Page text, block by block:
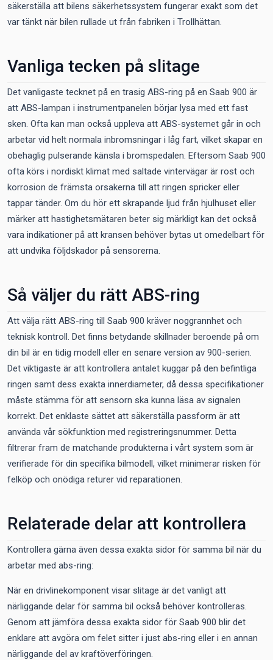
säkerställa att bilens säkerhetssystem fungerar exakt som det
var tänkt när bilen rullade ut från fabriken i Trollhättan.
Vanliga tecken på slitage
Det vanligaste tecknet på en trasig ABS-ring på en Saab 900 är
att ABS-lampan i instrumentpanelen börjar lysa med ett fast
sken. Ofta kan man också uppleva att ABS-systemet går in och
arbetar vid helt normala inbromsningar i låg fart, vilket skapar en
obehaglig pulserande känsla i bromspedalen. Eftersom Saab 900
ofta körs i nordiskt klimat med saltade vintervägar är rost och
korrosion de främsta orsakerna till att ringen spricker eller
tappar tänder. Om du hör ett skrapande ljud från hjulhuset eller
märker att hastighetsmätaren beter sig märkligt kan det också
vara indikationer på att kransen behöver bytas ut omedelbart för
att undvika följdskador på sensorerna.
Så väljer du rätt ABS-ring
Att välja rätt ABS-ring till Saab 900 kräver noggrannhet och
teknisk kontroll. Det finns betydande skillnader beroende på om
din bil är en tidig modell eller en senare version av 900-serien.
Det viktigaste är att kontrollera antalet kuggar på den befintliga
ringen samt dess exakta innerdiameter, då dessa specifikationer
måste stämma för att sensorn ska kunna läsa av signalen
korrekt. Det enklaste sättet att säkerställa passform är att
använda vår sökfunktion med registreringsnummer. Detta
filtrerar fram de matchande produkterna i vårt system som är
verifierade för din specifika bilmodell, vilket minimerar risken för
felköp och onödiga returer vid reparationen.
Relaterade delar att kontrollera
Kontrollera gärna även dessa exakta sidor för samma bil när du
arbetar med abs-ring:
När en drivlinekomponent visar slitage är det vanligt att
närliggande delar för samma bil också behöver kontrolleras.
Genom att jämföra dessa exakta sidor för Saab 900 blir det
enklare att avgöra om felet sitter i just abs-ring eller i en annan
närliggande del av kraftöverföringen.